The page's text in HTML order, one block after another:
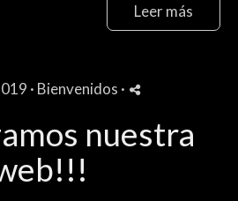
Leer más
· Bienvenidos ·
nuestra